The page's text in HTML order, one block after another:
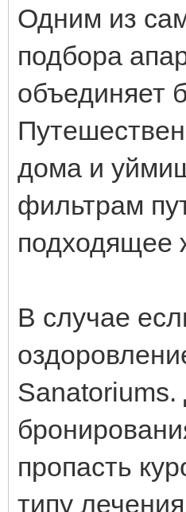
Одним из
подбора
объединяет
дома и
фильтрам
подходящее
В случае
пропасть
типу